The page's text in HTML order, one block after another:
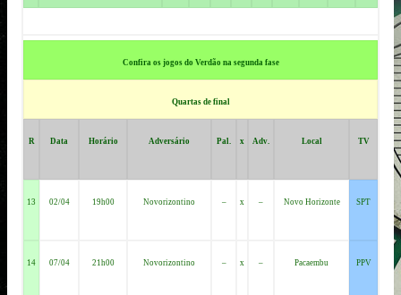
Confira os jogos do Verdão na segunda fase
Quartas de final
R Data Horário Adversário Pal. x Adv. Local TV
13 02/04 19h00 Novorizontino – x – Novo Horizonte SPT
14 07/04 21h00 Novorizontino – x – Pacaembu PPV